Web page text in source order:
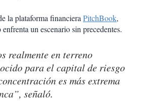
la plataforma financieraPitchBook,
un escenario sin precedentes.
realmente en terreno
para el capital de riesgo
es más extrema
señaló.